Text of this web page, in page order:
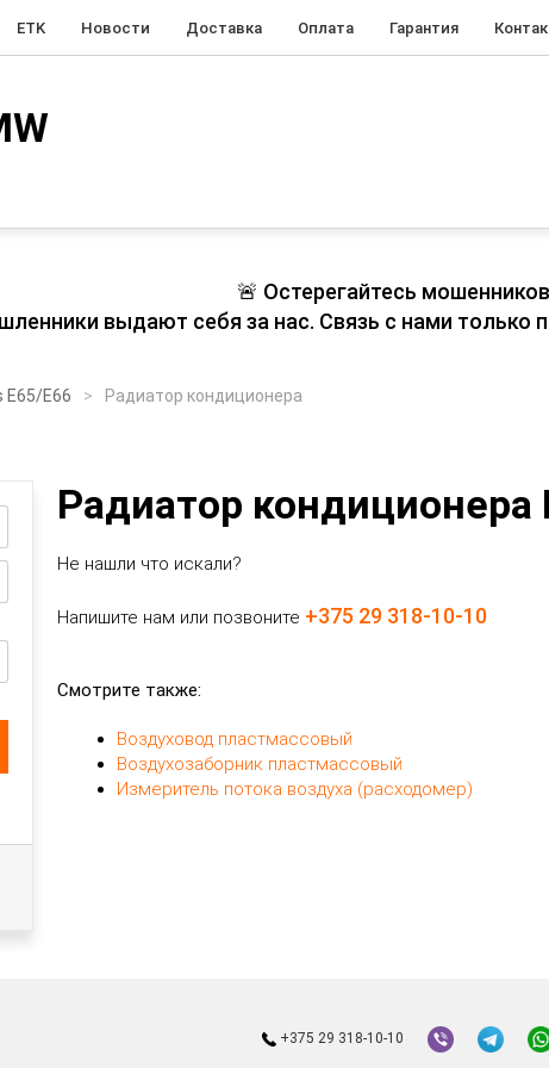
ETK Новости Доставка Оплата Гарантия
🚨 Остерегайтесь
выдают себя за нас. Связь с нами только
E65/E66 Радиатор кондиционера
Радиатор кондиционера
Не нашли что искали?
Напишите нам или позвоните +375 29 318-10-10
Смотрите также:
Воздуховод пластмассовый
Воздухозаборник пластмассовый
Измеритель потока воздуха (расходомер)
+375 29 318-10-10